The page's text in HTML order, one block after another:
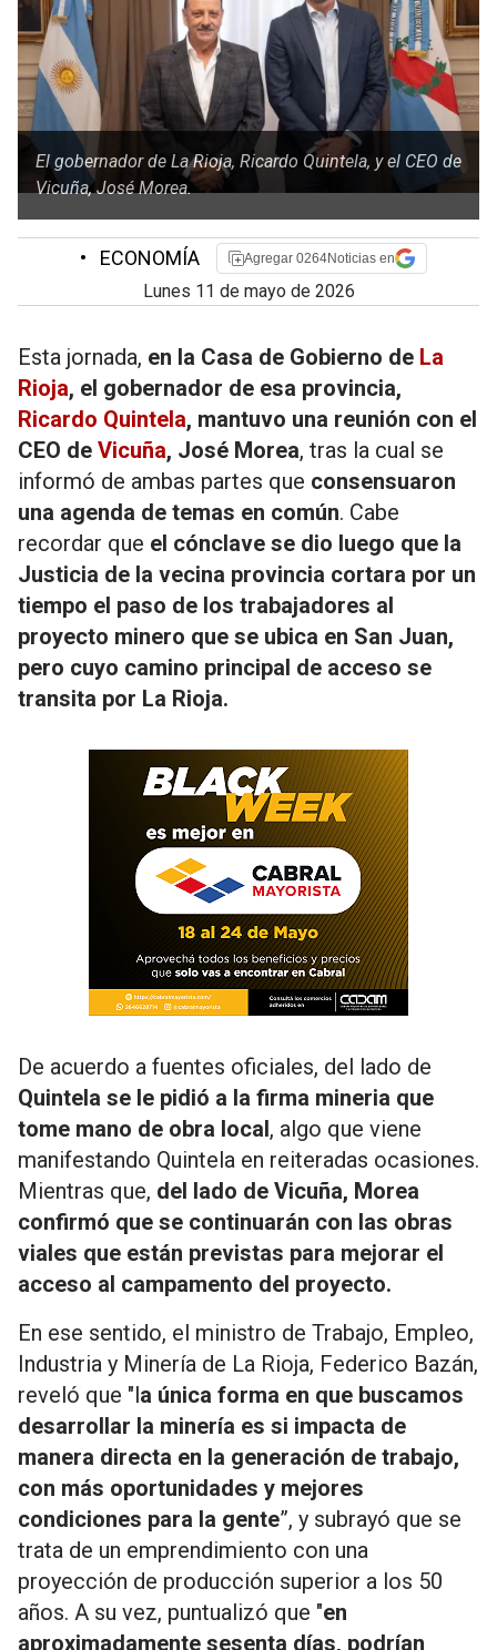
El gobernador de La Rioja, Ricardo Quintela, y el CEO de
Vicuña, José Morea.
• ECONOMÍA Agregar 0264Noticias en
lunes 11 de mayo de 2026
Esta jornada, en la Casa de Gobierno de La
Rioja, el gobernador de esa provincia,
Ricardo Quintela, mantuvo una reunión con el
CEO de Vicuña, José Morea, tras la cual se
informó de ambas partes que consensuaron
una agenda de temas en común. Cabe
recordar que el cónclave se dio luego que la
Justicia de la vecina provincia cortara por un
tiempo el paso de los trabajadores al
proyecto minero que se ubica en San Juan,
pero cuyo camino principal de acceso se
transita por La Rioja.
De acuerdo a fuentes oficiales, del lado de
Quintela se le pidió a la firma mineria que
tome mano de obra local, algo que viene
manifestando Quintela en reiteradas ocasiones.
Mientras que, del lado de Vicuña, Morea
confirmó que se continuarán con las obras
viales que están previstas para mejorar el
acceso al campamento del proyecto.
En ese sentido, el ministro de Trabajo, Empleo,
Industria y Minería de La Rioja, Federico Bazán,
reveló que "la única forma en que buscamos
desarrollar la minería es si impacta de
manera directa en la generación de trabajo,
con más oportunidades y mejores
condiciones para la gente”, y subrayó que se
trata de un emprendimiento con una
proyección de producción superior a los 50
años. A su vez, puntualizó que "en
aproximadamente sesenta días, podrían